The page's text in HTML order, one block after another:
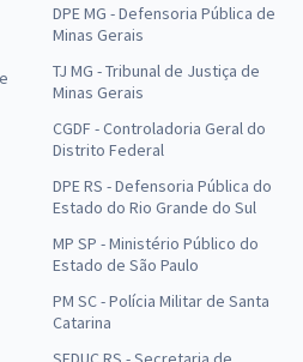
DPE MG - Defensoria Pública de
Minas Gerais
TJ MG - Tribunal de Justiça de
Minas Gerais
CGDF - Controladoria Geral do
Distrito Federal
DPE RS - Defensoria Pública do
Estado do Rio Grande do Sul
MP SP - Ministério Público do
Estado de São Paulo
PM SC - Polícia Militar de Santa
Catarina